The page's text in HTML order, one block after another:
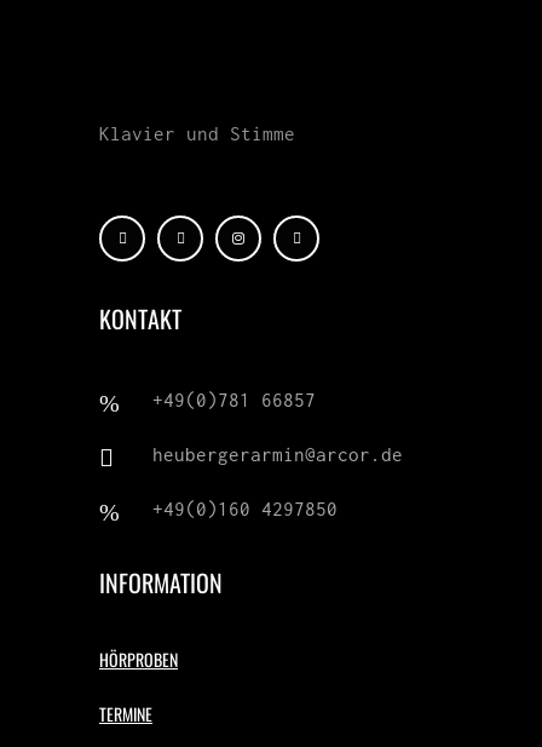
Klavier und Stimme
KONTAKT
+49(0)781 66857
heubergerarmin@arcor.de
+49(0)160 4297850
INFORMATION
HÖRPROBEN
TERMINE